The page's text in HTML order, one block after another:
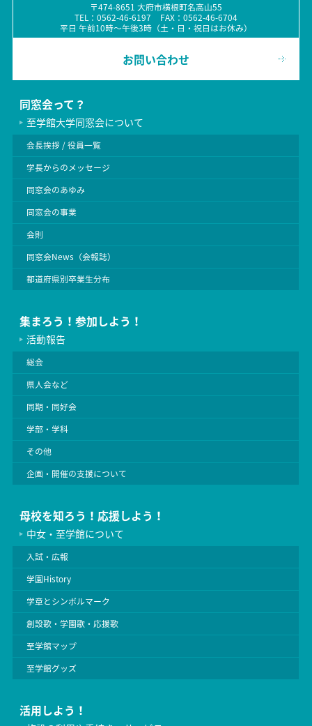
〒474-8651 大府市横根町名高山55
TEL：0562-46-6197 FAX：0562-46-6704
平日 午前10時〜午後3時（土・日・祝日はお休み）
お問い合わせ
同窓会って？
至学館大学同窓会について
会長挨拶 / 役員一覧
学長からのメッセージ
同窓会のあゆみ
同窓会の事業
会則
同窓会News（会報誌）
都道府県別卒業生分布
集まろう！参加しよう！
活動報告
総会
県人会など
同期・同好会
学部・学科
その他
企画・開催の支援について
母校を知ろう！応援しよう！
中女・至学館について
入試・広報
学園History
学章とシンボルマーク
創設歌・学園歌・応援歌
至学館マップ
至学館グッズ
活用しよう！